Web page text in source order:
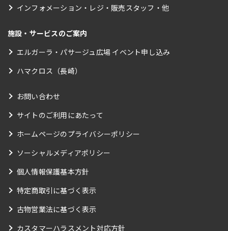
インフォメーション・レジ・販売スタッフ・他
施設・サービスのご案内
エルガーラ・パサージュ広場 イベント申し込み
ハマクロス（長崎）
お問い合わせ
サイトのご利用にあたって
ホームページのプライバシーポリシー
ソーシャルメディアポリシー
個人情報保護基本方針
特定商取引に基づく表示
古物営業法に基づく表示
カスタマーハラスメント対応方針